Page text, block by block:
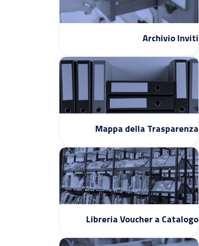
Archivio Inviti
Mappa della Trasparenza
Libreria Voucher a Catalogo